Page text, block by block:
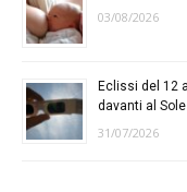
03/08/2026
Eclissi del 12
davanti al Sole
31/07/2026